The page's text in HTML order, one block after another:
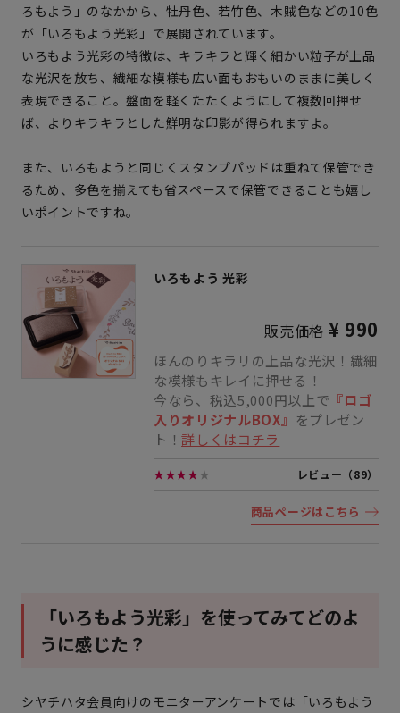
ろもよう」のなかから、牡丹色、若竹色、木賊色などの10色
が「いろもよう光彩」で展開されています。
いろもよう光彩の特徴は、キラキラと輝く細かい粒子が上品
な光沢を放ち、繊細な模様も広い面もおもいのままに美しく
表現できること。盤面を軽くたたくようにして複数回押せ
ば、よりキラキラとした鮮明な印影が得られますよ。
また、いろもようと同じくスタンプパッドは重ねて保管でき
るため、多色を揃えても省スペースで保管できることも嬉し
いポイントですね。
いろもよう 光彩
販売価格 ¥ 990
ほんのりキラリの上品な光沢！繊細
な模様もキレイに押せる！
今なら、税込5,000円以上で 『ロゴ
入りオリジナルBOX』 をプレゼン
ト！詳しくはコチラ
★★★★★ レビュー（89）
商品ページはこちら
「いろもよう光彩」を使ってみてどのよ
うに感じた？
シヤチハタ会員向けのモニターアンケートでは「いろもよう